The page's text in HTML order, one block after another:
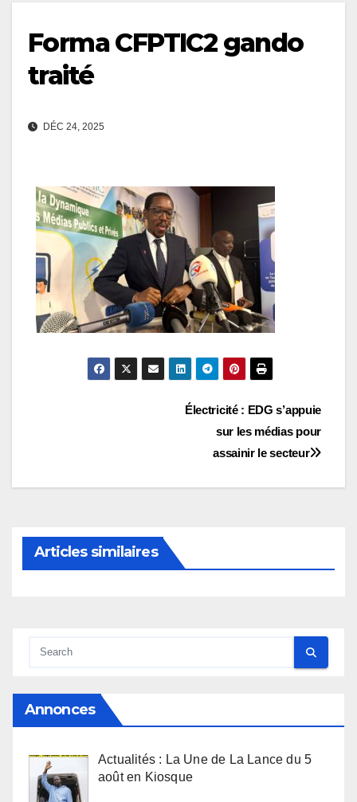
Forma CFPTIC2 gando
traité
DÉC 24, 2025
l’article
Électricité : EDG s’appuie
sur les médias pour
assainir le secteur
Articles similaires
Annonces
Actualités : La Une de La Lance du 5
août en Kiosque